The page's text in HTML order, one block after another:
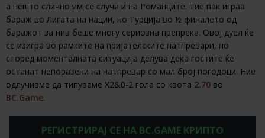
а нешто слично им се случи и на Романците. Тие пак играа
бараж во Лигата на нации, но Турција во ½ финалето од
баражот за нив беше многу сериозна препрека. Овој дуел ќе
се изигра во рамките на пријателските натпревари, но
според моменталната ситуација делува дека гостите ќе
останат непоразени на натпревар со мал број погодоци. Ние
одлучивме да типуваме Х2&0-2 гола со квота 2.70 во
BC.Game.
РЕГИСТРИРАЈ СЕ НА BC.GAME КРИПТО